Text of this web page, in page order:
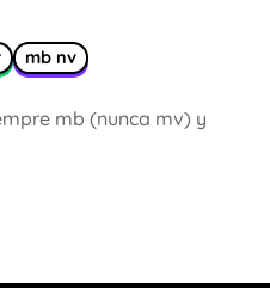
mb nv
mb (nunca mv) y